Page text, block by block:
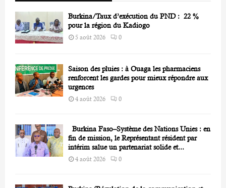
Burkina/Taux d’exécution du PND : 22 %
pour la région du Kadiogo
5 août 2026 0
Saison des pluies : à Ouaga les pharmaciens
renforcent les gardes pour mieux répondre aux
urgences
4 août 2026 0
Burkina Faso–Système des Nations Unies : en
fin de mission, le Représentant résident par
intérim salue un partenariat solide et...
4 août 2026 0